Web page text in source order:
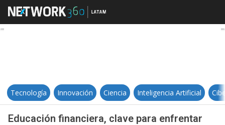
Educación financiera, clave para
Tecnología Innovación Ciencia Inteligencia Artificial
Educación financiera, clave para enfrentar